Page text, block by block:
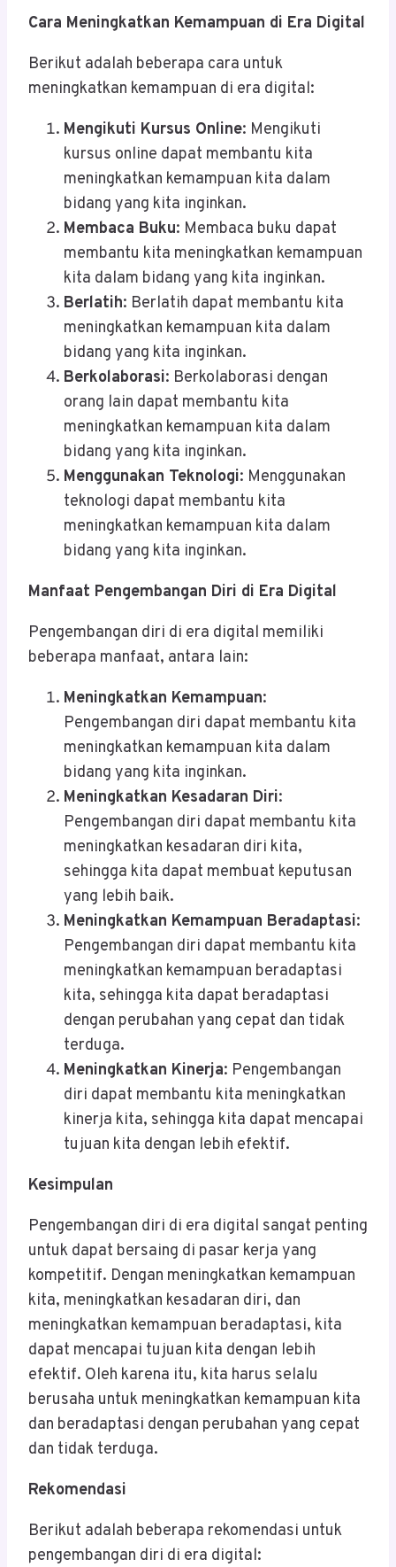
Cara Meningkatkan Kemampuan di Era Digital
Berikut adalah beberapa cara untuk
meningkatkan kemampuan di era digital:
Mengikuti Kursus Online: Mengikuti
kursus online dapat membantu kita
meningkatkan kemampuan kita dalam
bidang yang kita inginkan.
Membaca Buku: Membaca buku dapat
membantu kita meningkatkan kemampuan
kita dalam bidang yang kita inginkan.
Berlatih: Berlatih dapat membantu kita
meningkatkan kemampuan kita dalam
bidang yang kita inginkan.
Berkolaborasi: Berkolaborasi dengan
orang lain dapat membantu kita
meningkatkan kemampuan kita dalam
bidang yang kita inginkan.
Menggunakan Teknologi: Menggunakan
teknologi dapat membantu kita
meningkatkan kemampuan kita dalam
bidang yang kita inginkan.
Manfaat Pengembangan Diri di Era Digital
Pengembangan diri di era digital memiliki
beberapa manfaat, antara lain:
Meningkatkan Kemampuan:
Pengembangan diri dapat membantu kita
meningkatkan kemampuan kita dalam
bidang yang kita inginkan.
Meningkatkan Kesadaran Diri:
Pengembangan diri dapat membantu kita
meningkatkan kesadaran diri kita,
sehingga kita dapat membuat keputusan
yang lebih baik.
Meningkatkan Kemampuan Beradaptasi:
Pengembangan diri dapat membantu kita
meningkatkan kemampuan beradaptasi
kita, sehingga kita dapat beradaptasi
dengan perubahan yang cepat dan tidak
terduga.
Meningkatkan Kinerja: Pengembangan
diri dapat membantu kita meningkatkan
kinerja kita, sehingga kita dapat mencapai
tujuan kita dengan lebih efektif.
Kesimpulan
Pengembangan diri di era digital sangat penting
untuk dapat bersaing di pasar kerja yang
kompetitif. Dengan meningkatkan kemampuan
kita, meningkatkan kesadaran diri, dan
meningkatkan kemampuan beradaptasi, kita
dapat mencapai tujuan kita dengan lebih
efektif. Oleh karena itu, kita harus selalu
berusaha untuk meningkatkan kemampuan kita
dan beradaptasi dengan perubahan yang cepat
dan tidak terduga.
Rekomendasi
Berikut adalah beberapa rekomendasi untuk
pengembangan diri di era digital: